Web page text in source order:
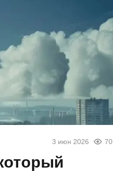
3 июн 2026 70